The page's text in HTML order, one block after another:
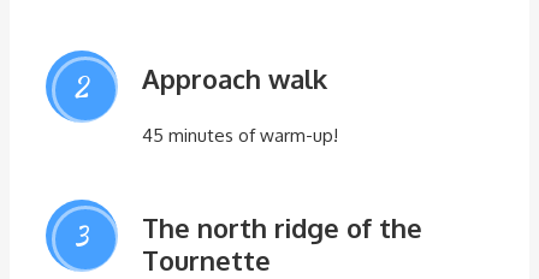
2 Approach walk
45 minutes of warm-up!
3
The north ridge of the
Tournette